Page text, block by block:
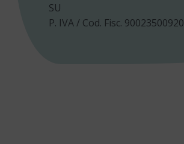
SU
P. IVA / Cod. Fisc. 90023500920